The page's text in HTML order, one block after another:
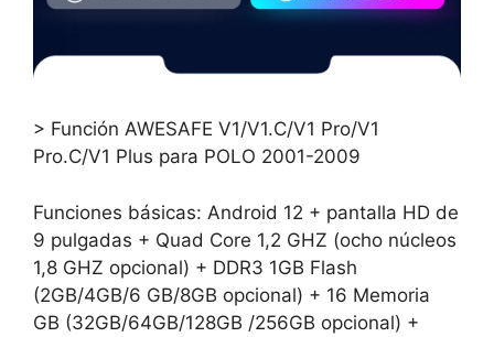
> Función AWESAFE V1/V1.C/V1 Pro/V1
Pro.C/V1 Plus para POLO 2001-2009
Funciones básicas: Android 12 + pantalla HD de
9 pulgadas + Quad Core 1,2 GHZ (ocho núcleos
1,8 GHZ opcional) + DDR3 1GB Flash
(2GB/4GB/6 GB/8GB opcional) + 16 Memoria
GB (32GB/64GB/128GB /256GB opcional) +